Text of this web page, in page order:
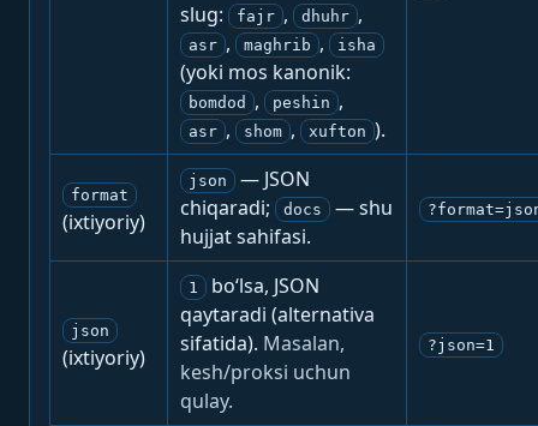
slug:
fajr , dhuhr ,
asr , maghrib , isha
(yoki mos kanonik:
bomdod , peshin ,
asr , shom , xufton ).
format
(ixtiyoriy)
json
— JSON
chiqaradi;
docs
— shu
hujjat sahifasi.
json
(ixtiyoriy)
1
bo‘lsa, JSON
qaytaradi (alternativa
sifatida). Masalan,
kesh/proksi uchun
qulay.
?json=1